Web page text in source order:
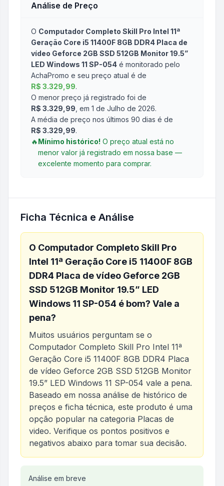
Análise de Preço
O Computador Completo Skill Pro Intel 11ª
Geração Core i5 11400F 8GB DDR4 Placa de
vídeo Geforce 2GB SSD 512GB Monitor 19.5”
LED Windows 11 SP-054 é monitorado pelo
AchaPromo e seu preço atual é de
R$ 3.329,99.
O menor preço já registrado foi de
R$ 3.329,99 , em 1 de Julho de 2026.
A média de preço nos últimos 90 dias é de
R$ 3.329,99.
🔥Mínimo histórico! O preço atual está no
menor valor já registrado em nossa base —
excelente momento para comprar.
Ficha Técnica e Análise
O Computador Completo Skill Pro
Intel 11ª Geração Core i5 11400F 8GB
DDR4 Placa de vídeo Geforce 2GB
SSD 512GB Monitor 19.5” LED
Windows 11 SP-054 é bom? Vale a
pena?
Muitos usuários perguntam se o
Computador Completo Skill Pro Intel 11ª
Geração Core i5 11400F 8GB DDR4 Placa
de vídeo Geforce 2GB SSD 512GB Monitor
19.5” LED Windows 11 SP-054 vale a pena.
Baseado em nossa análise de histórico de
preços e ficha técnica, este produto é uma
opção popular na categoria Placas de
video. Verifique os pontos positivos e
negativos abaixo para tomar sua decisão.
Análise do produto
Análise em breve